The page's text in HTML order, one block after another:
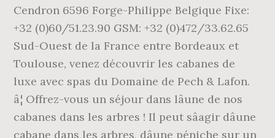
Cendron 6596 Forge-Philippe Belgique Fixe:
+32 (0)60/51.23.90 GSM: +32 (0)472/33.62.65
Sud-Ouest de la France entre Bordeaux et
Toulouse, venez découvrir les cabanes de
luxe avec spas du Domaine de Pech & Lafon.
â¦ Offrez-vous un séjour dans lâune de nos
cabanes dans les arbres ! Il peut sâagir dâune
cabane dans les arbres, dâune péniche sur un